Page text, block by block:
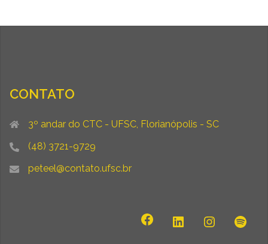
CONTATO
3º andar do CTC - UFSC, Florianópolis - SC
(48) 3721-9729
peteel@contato.ufsc.br